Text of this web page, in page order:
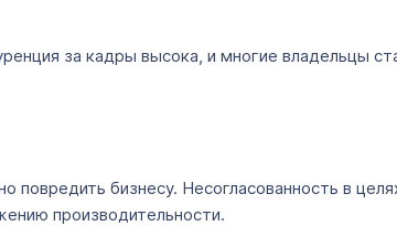
за кадры высока, и многие владельцы
бизнесу. Несогласованность в
производительности.